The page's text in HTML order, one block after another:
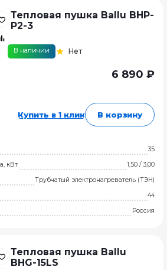
Тепловая пушка Ballu BHP-
P2-3
В наличии Нет
6 890 ₽
Купить в 1 клик В корзину
35
кВт
1,50 / 3,00
Трубчатый электронагреватель (ТЭН)
44
Россия
Тепловая пушка Ballu
BHG-15LS